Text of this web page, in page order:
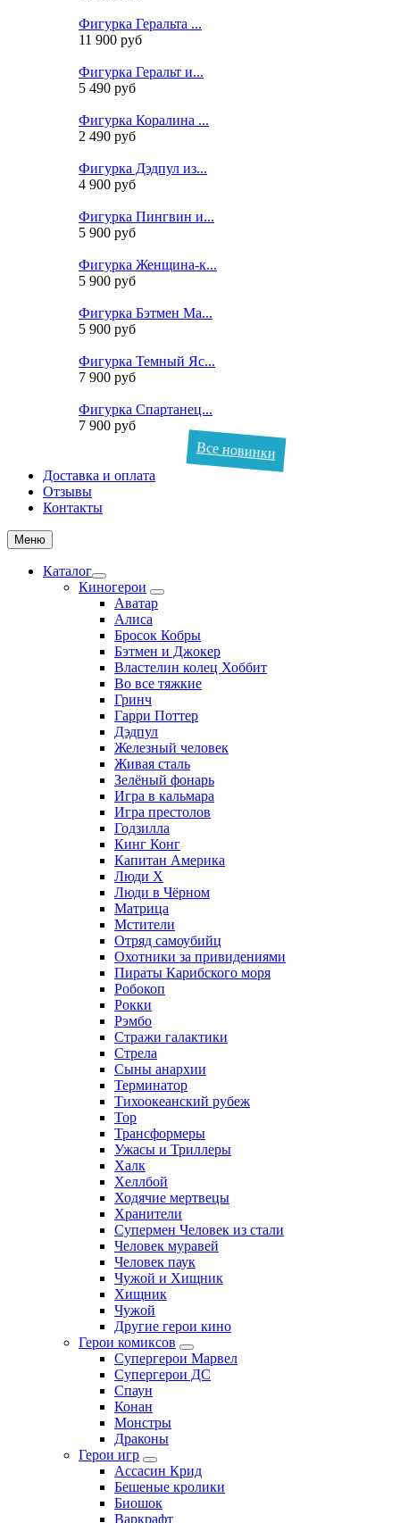
Фигурка Геральта ...
11 900 руб
Фигурка Геральт и...
5 490 руб
Фигурка Коралина ...
2 490 руб
Фигурка Дэдпул из...
4 900 руб
Фигурка Пингвин и...
5 900 руб
Фигурка Женщина-к...
5 900 руб
Фигурка Бэтмен Ма...
5 900 руб
Фигурка Темный Яс...
7 900 руб
Фигурка Спартанец...
7 900 руб
Все новинки
Доставка и оплата
Отзывы
Контакты
Меню
Каталог
Киногерои
Аватар
Алиса
Бросок Кобры
Бэтмен и Джокер
Властелин колец Хоббит
Во все тяжкие
Гринч
Гарри Поттер
Дэдпул
Железный человек
Живая сталь
Зелёный фонарь
Игра в кальмара
Игра престолов
Годзилла
Кинг Конг
Капитан Америка
Люди X
Люди в Чёрном
Матрица
Мстители
Отряд самоубийц
Охотники за привидениями
Пираты Карибского моря
Робокоп
Рокки
Рэмбо
Стражи галактики
Стрела
Сыны анархии
Терминатор
Тихоокеанский рубеж
Тор
Трансформеры
Ужасы и Триллеры
Халк
Хеллбой
Ходячие мертвецы
Хранители
Супермен Человек из стали
Человек муравей
Человек паук
Чужой и Хищник
Хищник
Чужой
Другие герои кино
Герои комиксов
Супергерои Марвел
Супергерои ДС
Спаун
Конан
Монстры
Драконы
Герои игр
Ассасин Крид
Бешеные кролики
Биошок
Варкрафт